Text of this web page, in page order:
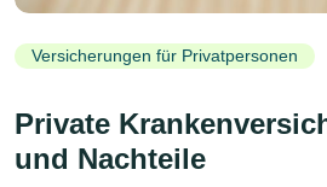
Versicherungen für Privatpersonen
Private
und Nachteile